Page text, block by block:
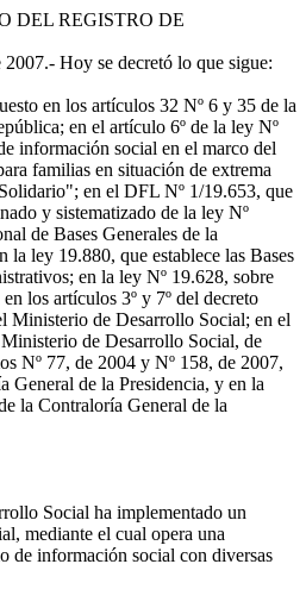
DEL REGISTRO DE
Hoy se decretó lo que sigue:
en los artículos 32 Nº 6 y 35 de la
en el artículo 6º de la ley Nº
información social en el marco del
familias en situación de extrema
en el DFL Nº 1/19.653, que
y sistematizado de la ley Nº
de Bases Generales de la
la ley 19.880, que establece las Bases
en la ley Nº 19.628, sobre
los artículos 3º y 7º del decreto
Ministerio de Desarrollo Social; en el
de Desarrollo Social, de
Nº 77, de 2004 y Nº 158, de 2007,
General de la Presidencia, y en la
la Contraloría General de la
Social ha implementado un
mediante el cual opera una
de información social con diversas